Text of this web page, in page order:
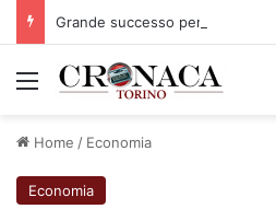
Menu
Home / Economia
Economia